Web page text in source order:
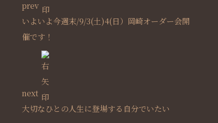
prev
いよいよ今週末/9/3(土)4(日）岡崎オーダー会開
催です！
next
大切なひとの人生に登場する自分でいたい